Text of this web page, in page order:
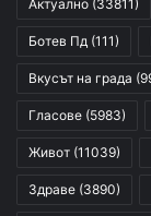
Актуално (33811)
Ботев Пд (111)
Вкусът на града
Гласове (5983)
Живот (11039)
Здраве (3890)